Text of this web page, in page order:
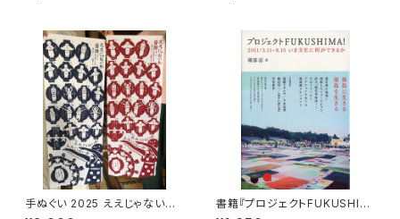
手ぬぐい 2025 ええじゃないか
書籍『プロジェクトFUKUSHIM